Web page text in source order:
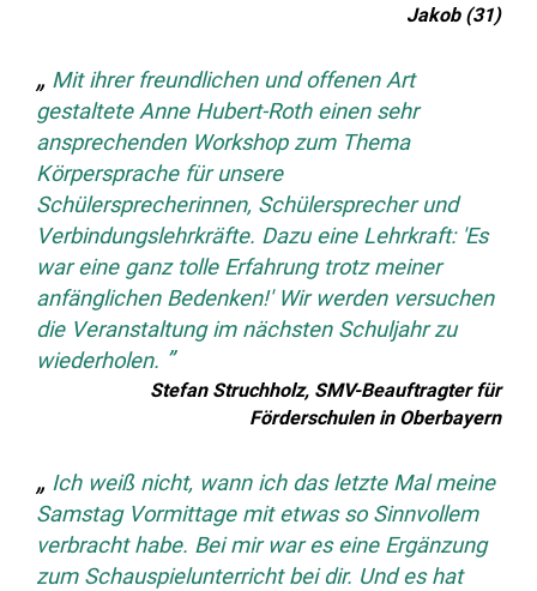
Jakob (31)
Mit ihrer freundlichen und offenen Art
gestaltete Anne Hubert-Roth einen sehr
ansprechenden Workshop zum Thema
Körpersprache für unsere
Schülersprecherinnen, Schülersprecher und
Verbindungslehrkräfte. Dazu eine Lehrkraft: 'Es
war eine ganz tolle Erfahrung trotz meiner
anfänglichen Bedenken!' Wir werden versuchen
die Veranstaltung im nächsten Schuljahr zu
wiederholen.
Stefan Struchholz, SMV-Beauftragter für
Förderschulen in Oberbayern
Ich weiß nicht, wann ich das letzte Mal meine
Samstag Vormittage mit etwas so Sinnvollem
verbracht habe. Bei mir war es eine Ergänzung
zum Schauspielunterricht bei dir. Und es hat